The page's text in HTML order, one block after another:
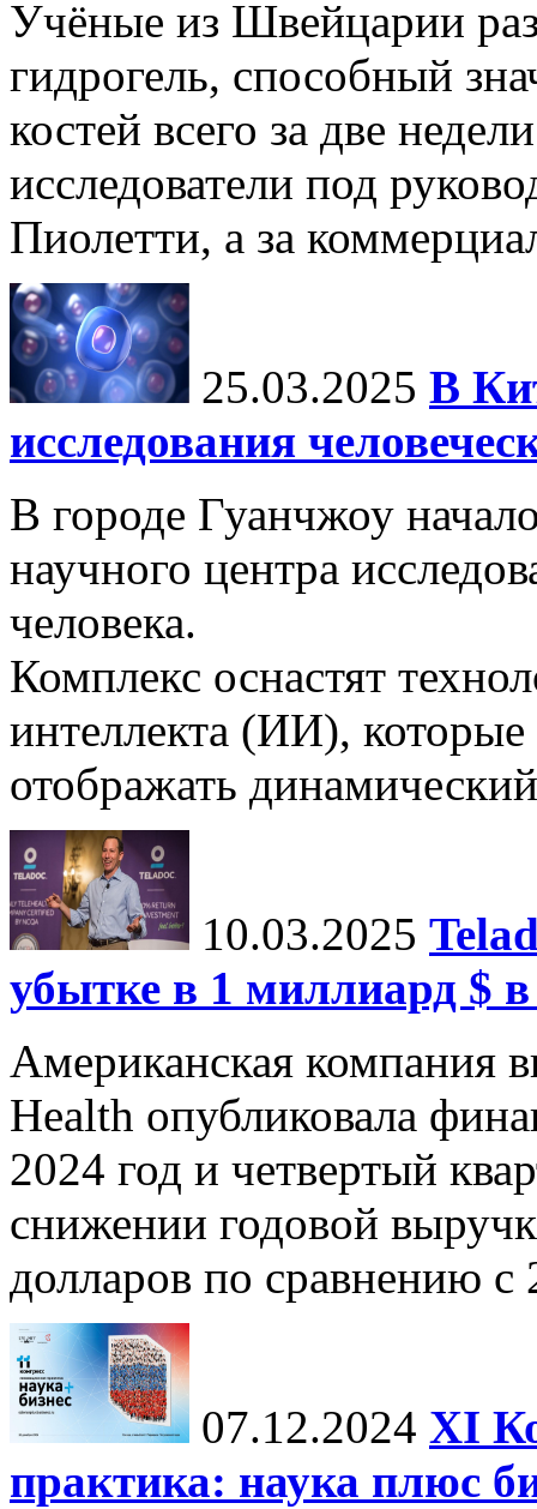
Учёные из Швейцарии
гидрогель, способный
костей всего за две
исследователи под
Пиолетти, а за
25.03.2025 В
исследования
В городе Гуанчжоу
научного центра
человека.
Комплекс оснастят
интеллекта (ИИ),
отображать
10.03.2025
убытке в 1 миллиард $ в
Американская компания
Health опубликовала
2024 год и четвертый
снижении годовой
долларов по сравнению с
07.12.2024 ХI
практика: наука плюс